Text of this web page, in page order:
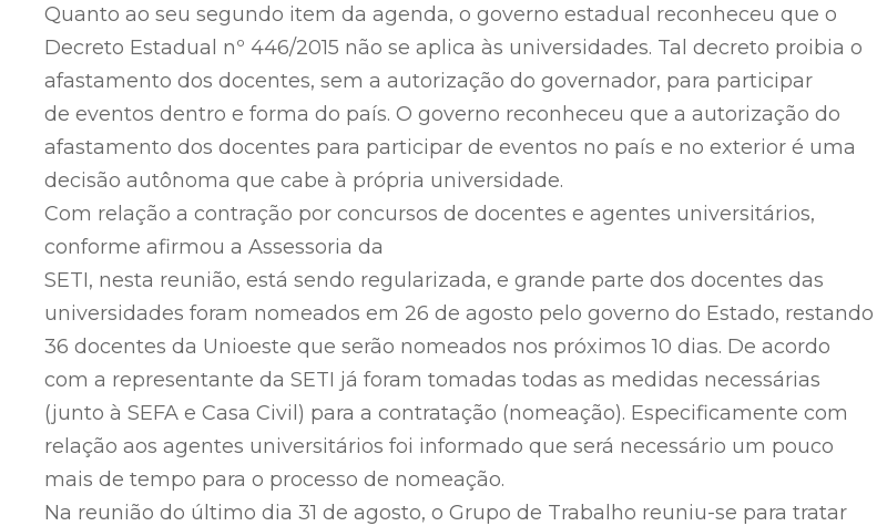
Quanto ao seu segundo item da agenda, o governo estadual reconheceu que o
Decreto Estadual nº 446/2015 não se aplica às universidades. Tal decreto proibia o
afastamento dos docentes, sem a autorização do governador, para participar
de eventos dentro e forma do país. O governo reconheceu que a autorização do
afastamento dos docentes para participar de eventos no país e no exterior é uma
decisão autônoma que cabe à própria universidade.
Com relação a contração por concursos de docentes e agentes universitários,
conforme afirmou a Assessoria da
SETI, nesta reunião, está sendo regularizada, e grande parte dos docentes das
universidades foram nomeados em 26 de agosto pelo governo do Estado, restando
36 docentes da Unioeste que serão nomeados nos próximos 10 dias. De acordo
com a representante da SETI já foram tomadas todas as medidas necessárias
(junto à SEFA e Casa Civil) para a contratação (nomeação). Especificamente com
relação aos agentes universitários foi informado que será necessário um pouco
mais de tempo para o processo de nomeação.
Na reunião do último dia 31 de agosto, o Grupo de Trabalho reuniu-se para tratar